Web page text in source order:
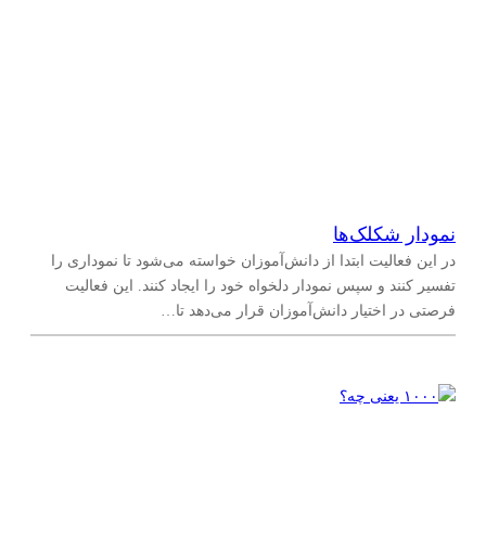
نمودار شکلک‌ها
در این فعالیت ابتدا از دانش‌آموزان خواسته می‌شود تا نموداری را
تفسیر کنند و سپس نمودار دلخواه خود را ایجاد کنند. این فعالیت
فرصتی در اختیار دانش‌آموزان قرار می‌دهد تا…